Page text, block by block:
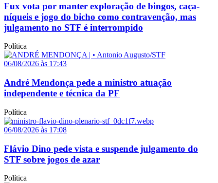
Fux vota por manter exploração de bingos, caça-
níqueis e jogo do bicho como contravenção, mas
julgamento no STF é interrompido
Política
06/08/2026 às 17:43
André Mendonça pede a ministro atuação
independente e técnica da PF
Política
06/08/2026 às 17:08
Flávio Dino pede vista e suspende julgamento do
STF sobre jogos de azar
Política